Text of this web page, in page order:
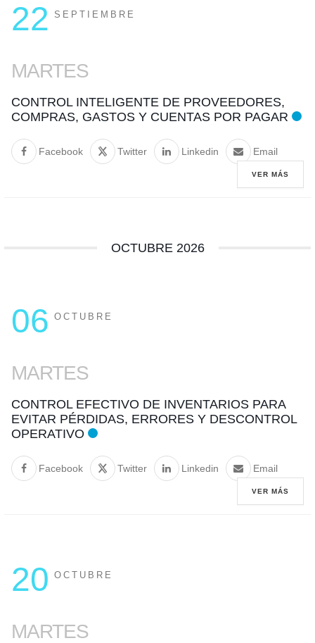
22 SEPTIEMBRE
MARTES
CONTROL INTELIGENTE DE PROVEEDORES,
COMPRAS, GASTOS Y CUENTAS POR PAGAR
Facebook Twitter Linkedin Email
VER MÁS
OCTUBRE 2026
06 OCTUBRE
MARTES
CONTROL EFECTIVO DE INVENTARIOS PARA
EVITAR PÉRDIDAS, ERRORES Y DESCONTROL
OPERATIVO
Facebook Twitter Linkedin Email
VER MÁS
20 OCTUBRE
MARTES